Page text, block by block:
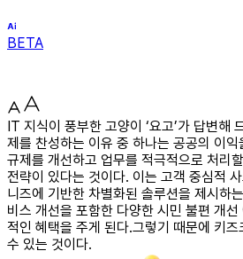
BETA
IT 지식이 풍부한 고양이 ‘요고’가 답변해
제를 찬성하는 이유 중 하나는 공공의 이
규제를 개선하고 업무를 적극적으로 처리
전략이 있다는 것이다. 이는 고객 중심적
니즈에 기반한 차별화된 솔루션을 제시하
비스 개선을 포함한 다양한 시민 불편 개
적인 혜택을 주게 된다.그렇기 때문에 키
수 있는 것이다.